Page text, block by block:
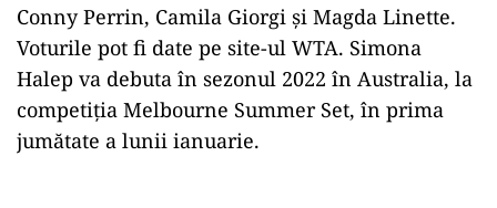
Conny Perrin, Camila Giorgi şi Magda Linette.
Voturile pot fi date pe site-ul WTA. Simona
Halep va debuta în sezonul 2022 în Australia, la
competiția Melbourne Summer Set, în prima
jumătate a lunii ianuarie.